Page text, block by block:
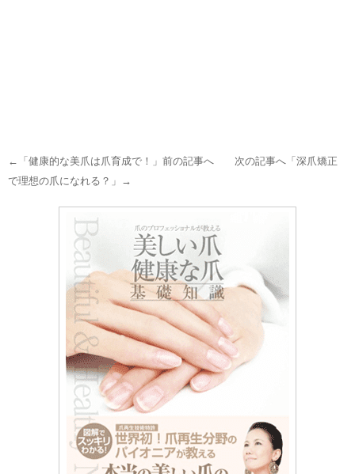
←「 健康的な美爪は爪育成で！ 」前の記事へ 次の記事へ「 深爪矯正
で理想の爪になれる？ 」→